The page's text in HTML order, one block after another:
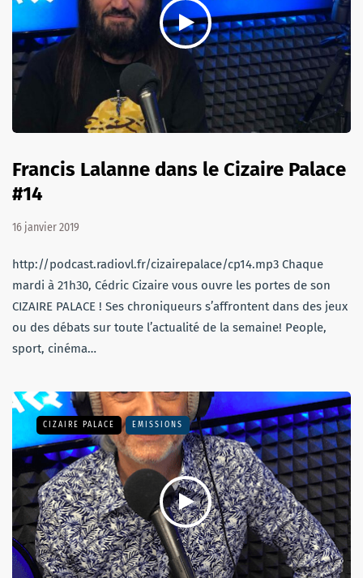
Francis Lalanne dans le Cizaire Palace
#14
16 janvier 2019
http://podcast.radiovl.fr/cizairepalace/cp14.mp3 Chaque
mardi à 21h30, Cédric Cizaire vous ouvre les portes de son
CIZAIRE PALACE ! Ses chroniqueurs s’affrontent dans des jeux
ou des débats sur toute l’actualité de la semaine! People,
sport, cinéma…
CIZAIRE PALACE EMISSIONS